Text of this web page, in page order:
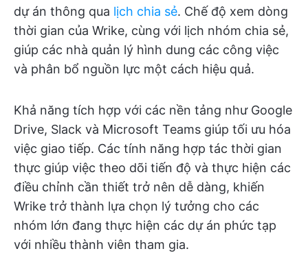
dự án thông qua lịch chia sẻ. Chế độ xem dòng
thời gian của Wrike, cùng với lịch nhóm chia sẻ,
giúp các nhà quản lý hình dung các công việc
và phân bổ nguồn lực một cách hiệu quả.
Khả năng tích hợp với các nền tảng như Google
Drive, Slack và Microsoft Teams giúp tối ưu hóa
việc giao tiếp. Các tính năng hợp tác thời gian
thực giúp việc theo dõi tiến độ và thực hiện các
điều chỉnh cần thiết trở nên dễ dàng, khiến
Wrike trở thành lựa chọn lý tưởng cho các
nhóm lớn đang thực hiện các dự án phức tạp
với nhiều thành viên tham gia.